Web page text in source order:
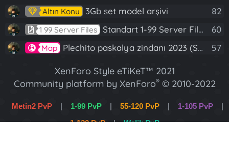
Altın Konu 3Gb set model arşivi 82
1 99 Server Files Standart 1-99 Server Files 60
Map Plechito paskalya zindanı 2023 (Spring Sanctuary dungeon) 57
XenForo Style eTiKeT™ 2021
Community platform by XenForo® © 2010-2022
[XGT] Forum statistics system- XenGenTr
Metin2 PvP | 1-99 PvP | 55-120 PvP | 1-105 PvP
|
1-120 PvP
| Wslik PvP